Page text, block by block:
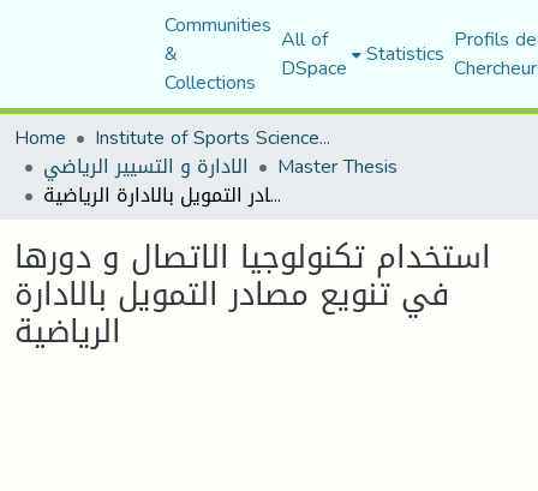
Communities
&
Collections
All of
DSpace Statistics Profils
Home
Institute of Sports Sciences and Techniques
الادارة و التسيير الرياضي Master Thesis
استخدام تكنولوجيا الاتصال و دورها في تنويع مصادر التمويل بالادارة الرياضية
استخدام تكنولوجيا الاتصال و دورها
في تنويع مصادر التمويل بالادارة
الرياضية